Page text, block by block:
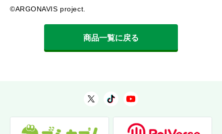
©ARGONAVIS project.
商品一覧に戻る